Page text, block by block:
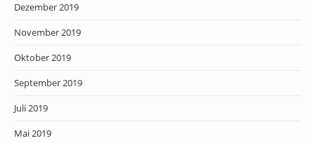
Dezember 2019
November 2019
Oktober 2019
September 2019
Juli 2019
Mai 2019